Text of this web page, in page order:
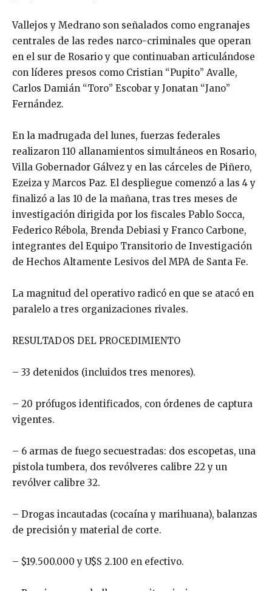
Vallejos y Medrano son señalados como engranajes
centrales de las redes narco-criminales que operan
en el sur de Rosario y que continuaban articulándose
con líderes presos como Cristian “Pupito” Avalle,
Carlos Damián “Toro” Escobar y Jonatan “Jano”
Fernández.
En la madrugada del lunes, fuerzas federales
realizaron 110 allanamientos simultáneos en Rosario,
Villa Gobernador Gálvez y en las cárceles de Piñero,
Ezeiza y Marcos Paz. El despliegue comenzó a las 4 y
finalizó a las 10 de la mañana, tras tres meses de
investigación dirigida por los fiscales Pablo Socca,
Federico Rébola, Brenda Debiasi y Franco Carbone,
integrantes del Equipo Transitorio de Investigación
de Hechos Altamente Lesivos del MPA de Santa Fe.
La magnitud del operativo radicó en que se atacó en
paralelo a tres organizaciones rivales.
RESULTADOS DEL PROCEDIMIENTO
– 33 detenidos (incluidos tres menores).
– 20 prófugos identificados, con órdenes de captura
vigentes.
– 6 armas de fuego secuestradas: dos escopetas, una
pistola tumbera, dos revólveres calibre 22 y un
revólver calibre 32.
– Drogas incautadas (cocaína y marihuana), balanzas
de precisión y material de corte.
– $19.500.000 y U$S 2.100 en efectivo.